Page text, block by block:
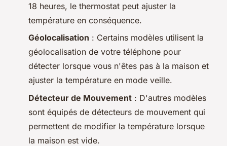
18 heures, le thermostat peut ajuster la
température en conséquence.
Géolocalisation : Certains modèles utilisent la
géolocalisation de votre téléphone pour
détecter lorsque vous n'êtes pas à la maison et
ajuster la température en mode veille.
Détecteur de Mouvement : D'autres modèles
sont équipés de détecteurs de mouvement qui
permettent de modifier la température lorsque
la maison est vide.